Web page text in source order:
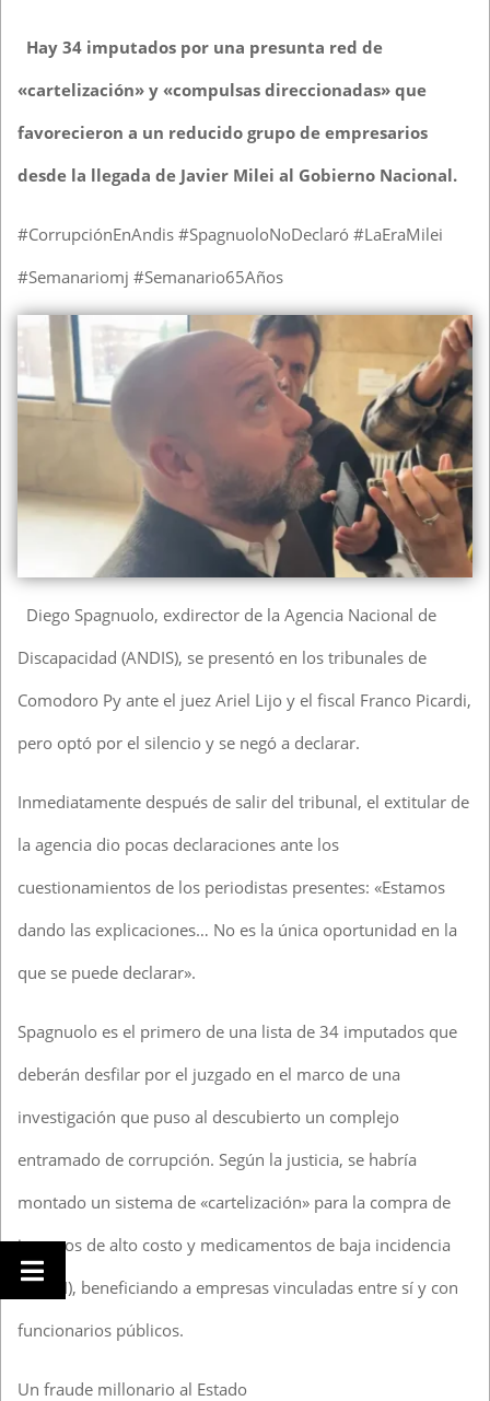
Hay 34 imputados por una presunta red de
«cartelización» y «compulsas direccionadas» que
favorecieron a un reducido grupo de empresarios
desde la llegada de Javier Milei al Gobierno Nacional.
#CorrupciónEnAndis #SpagnuoloNoDeclaró #LaEraMilei
#Semanariomj #Semanario65Años
Diego Spagnuolo, exdirector de la Agencia Nacional de
Discapacidad (ANDIS), se presentó en los tribunales de
Comodoro Py ante el juez Ariel Lijo y el fiscal Franco Picardi,
pero optó por el silencio y se negó a declarar.
Inmediatamente después de salir del tribunal, el extitular de
la agencia dio pocas declaraciones ante los
cuestionamientos de los periodistas presentes: «Estamos
dando las explicaciones… No es la única oportunidad en la
que se puede declarar».
Spagnuolo es el primero de una lista de 34 imputados que
deberán desfilar por el juzgado en el marco de una
investigación que puso al descubierto un complejo
entramado de corrupción. Según la justicia, se habría
montado un sistema de «cartelización» para la compra de
insumos de alto costo y medicamentos de baja incidencia
(PACBI), beneficiando a empresas vinculadas entre sí y con
funcionarios públicos.
Un fraude millonario al Estado